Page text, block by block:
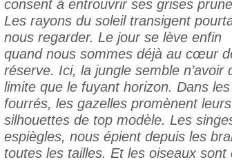
consent à entrouvrir ses grises
Les rayons du soleil transigent
nous regarder. Le jour se lève enfin
quand nous sommes déjà au cœur
réserve. Ici, la jungle semble n’avoir
limite que le fuyant horizon. Dans les
fourrés, les gazelles promènent leurs
silhouettes de top modèle. Les
espiègles, nous épient depuis les
toutes les tailles. Et les oiseaux sont